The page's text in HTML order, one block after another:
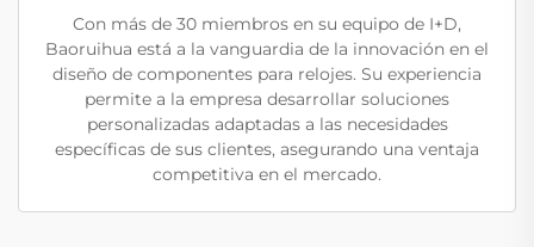
Con más de 30 miembros en su equipo de I+D,
Baoruihua está a la vanguardia de la innovación en el
diseño de componentes para relojes. Su experiencia
permite a la empresa desarrollar soluciones
personalizadas adaptadas a las necesidades
específicas de sus clientes, asegurando una ventaja
competitiva en el mercado.